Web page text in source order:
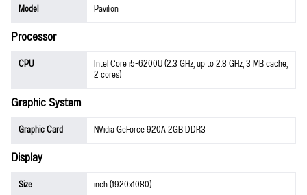
Model
Pavilion
Processor
CPU Intel Core i5-6200U (2.3 GHz, up to 2.8 GHz, 3 MB cache,
2 cores)
Graphic System
Graphic Card NVidia GeForce 920A 2GB DDR3
Display
Size
inch (1920x1080)